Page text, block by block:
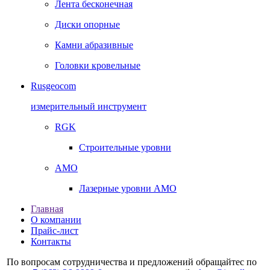
Лента бесконечная
Диски опорные
Камни абразивные
Головки кровельные
Rusgeocom
измерительный инструмент
RGK
Строительные уровни
AMO
Лазерные уровни AMO
Главная
О компании
Прайс-лист
Контакты
По вопросам сотрудничества и предложений обращайтес по